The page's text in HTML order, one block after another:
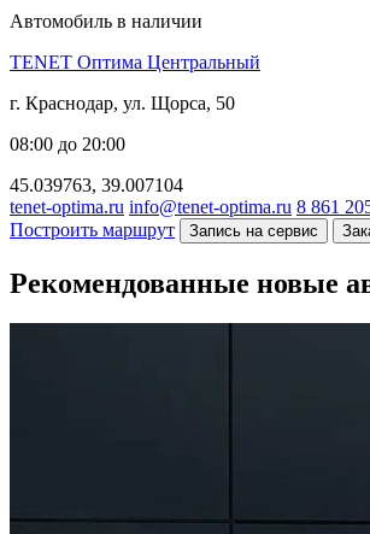
Автомобиль в наличии
TENET Оптима Центральный
г. Краснодар, ул. Щорса, 50
08:00 до 20:00
45.039763, 39.007104
tenet-optima.ru info@tenet-optima.ru 8 861
Построить маршрут
Запись на сервис
Рекомендованные новые